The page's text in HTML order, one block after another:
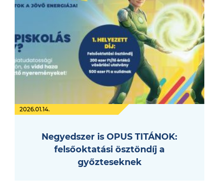
2026.01.14.
Negyedszer is OPUS TITÁNOK:
felsőoktatási ösztöndíj a
győzteseknek